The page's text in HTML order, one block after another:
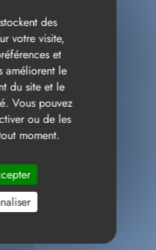
des
votre visite,
et
améliorent le
du site et le
Vous pouvez
ou de les
moment.